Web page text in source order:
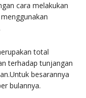
cara melakukan
total
terhadap tunjangan
besarannya
bulannya.